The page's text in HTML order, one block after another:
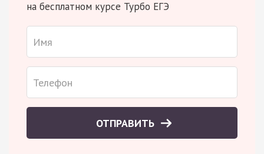
на бесплатном курсе Турбо ЕГЭ
ОТПРАВИТЬ